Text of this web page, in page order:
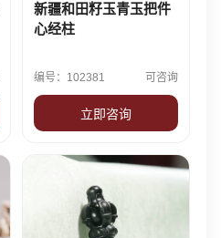
新疆和田籽玉青玉把件
心经柱
编号：102381 可咨询
立即咨询